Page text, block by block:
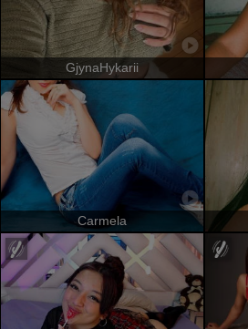
GjynaHykarii
Carmela